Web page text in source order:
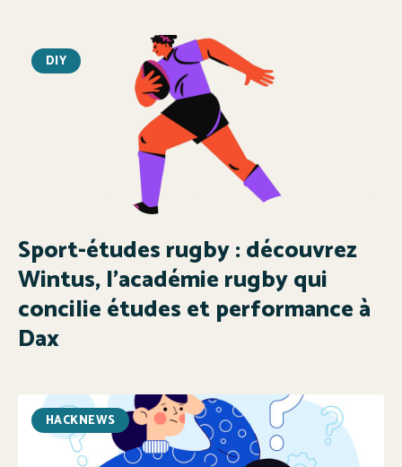
DIY
Sport-études rugby : découvrez
Wintus, l’académie rugby qui
concilie études et performance à
Dax
HACKNEWS